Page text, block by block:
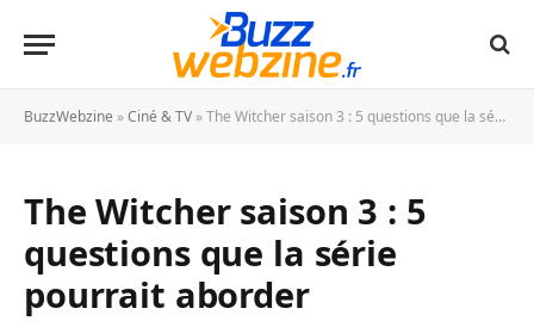
BuzzWebzine »Ciné & TV »The Witcher saison 3 : 5 questions que la série pourrait aborder
The Witcher saison 3 : 5
questions que la série
pourrait aborder